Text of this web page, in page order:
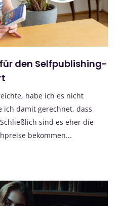
den Selfpublishing-
habe ich es nicht
ich damit gerechnet, dass
sind es eher die
bekommen...